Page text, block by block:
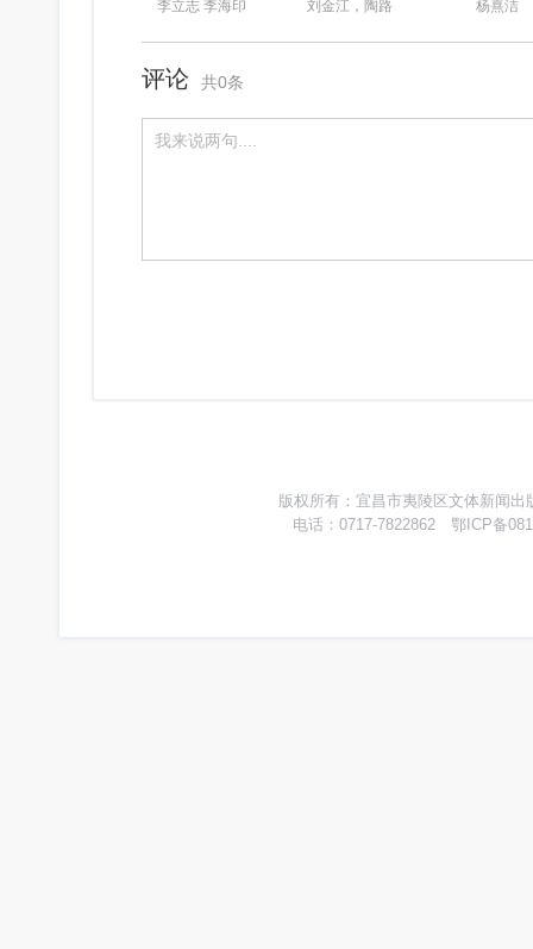
李立志 李海印 刘金江，陶路 杨熹洁
评论 共0条
版权所有：宜昌市夷陵区文体新闻
电话：0717-7822862 鄂ICP备